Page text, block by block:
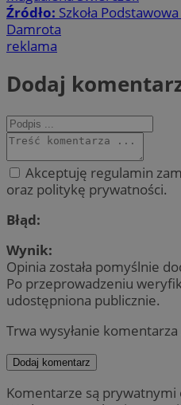
Źródło: Szkoła
Damrota
reklama
Dodaj
Akceptuję regulamin
oraz politykę prywatności.
Błąd:
Wynik:
Opinia została pomyślnie
Po przeprowadzeniu
udostępniona publicznie.
Trwa wysyłanie komentarza
Dodaj komentarz
Komentarze są